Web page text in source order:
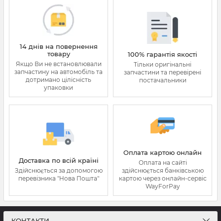
14 днів на повернення
товару
Якщо Ви не встановлювали
запчастину на автомобіль та
дотримано цілісність
упаковки
100% гарантія якості
Тільки оригінальні
запчастини та перевірені
постачальники
Доставка по всій країні
Здійснюється за допомогою
перевізника "Нова Пошта"
Оплата картою онлайн
Оплата на сайті
здійснюється банківською
картою через онлайн-сервіс
WayForPay